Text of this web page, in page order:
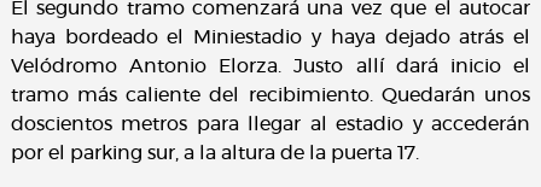
El segundo tramo comenzará una vez que el autocar
haya bordeado el Miniestadio y haya dejado atrás el
Velódromo Antonio Elorza. Justo allí dará inicio el
tramo más caliente del recibimiento. Quedarán unos
doscientos metros para llegar al estadio y accederán
por el parking sur, a la altura de la puerta 17.